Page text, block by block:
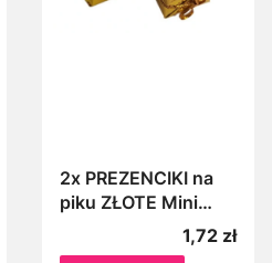
2x PREZENCIKI na
piku ZŁOTE Mini
Prezenty, Dodatek
do stroików, Ozdoba
Cena
1,72 zł